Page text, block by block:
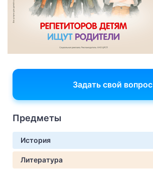
Задать свой вопрос
Предметы
История
Литература